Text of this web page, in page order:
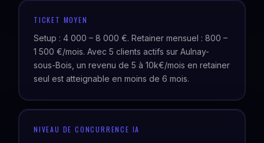
TICKET MOYEN
Setup : 4 000 – 8 000 €. Retainer mensuel : 800 –
1 500 €/mois. Avec 5 clients actifs sur Aulnay-
sous-Bois, un revenu de 5 à 10k€/mois en retainer
seul est atteignable en moins de 6 mois.
NIVEAU DE CONCURRENCE IA